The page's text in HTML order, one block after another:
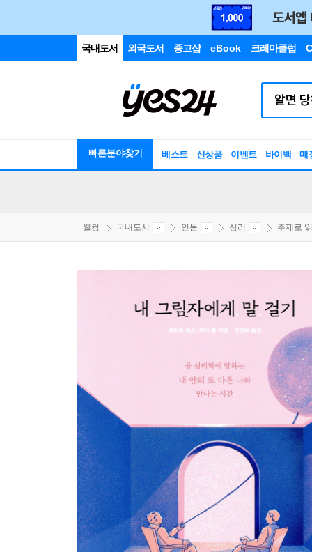
국내도서 외국도서 중고샵 eBook 크레마클럽
빠른분야찾기 베스트 신상품 이벤트 바이백 매
웰컴 국내도서 인문 심리 주제로